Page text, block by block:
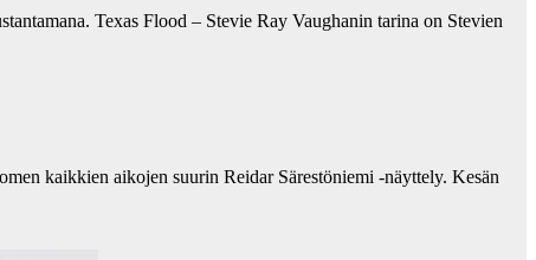
Texas Flood – Stevie Ray Vaughanin tarina on Stevien
kaikkien aikojen suurin Reidar Särestöniemi -näyttely. Kesän